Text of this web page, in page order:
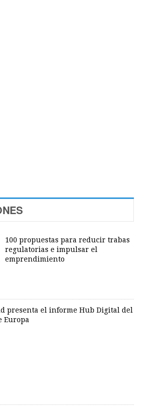
100 propuestas para reducir trabas
regulatorias e impulsar el
emprendimiento
presenta el informe Hub Digital del
Europa